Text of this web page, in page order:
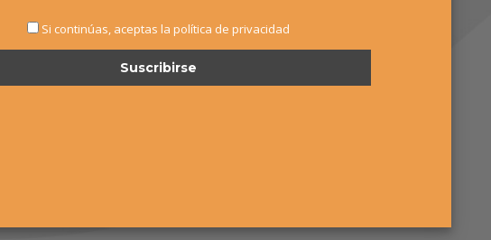
Si continúas, aceptas la política de privacidad